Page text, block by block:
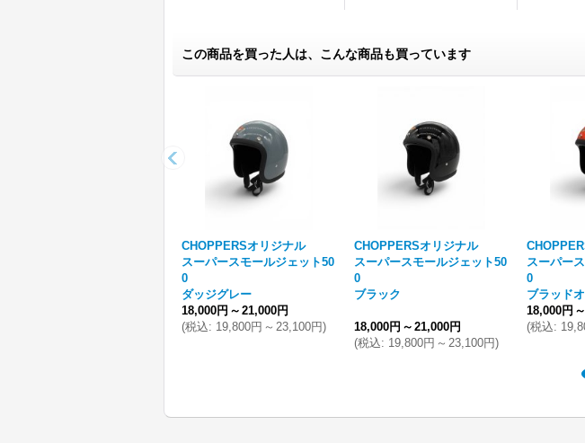
この商品を買った人は、こんな商品も買っています
CHOPPERSオリジナル
スーパースモールジェット50
0
ダッジグレー
18,000円 ～ 21,000円
(税込: 19,800円 ～ 23,100円)
CHOPPERSオリジナル
スーパースモールジェット50
0
ブラック
18,000円 ～ 21,000円
(税込: 19,800円 ～ 23,100円)
スーパー
0
ブラッド
18,000円 ～
(税込: